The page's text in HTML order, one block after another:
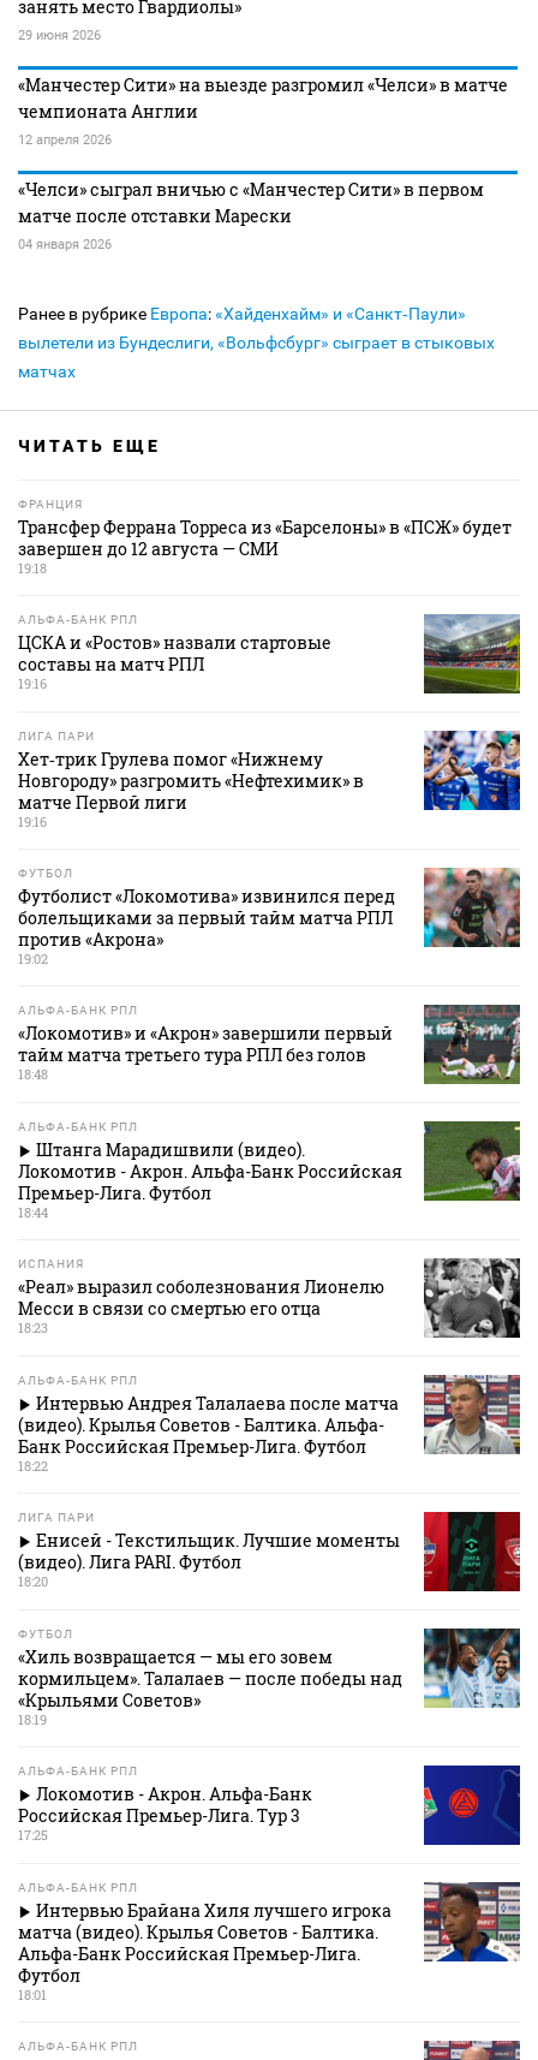
занять место Гвардиолы»
29 июня 2026
«Манчестер Сити» на выезде разгромил «Челси» в матче
чемпионата Англии
12 апреля 2026
«Челси» сыграл вничью с «Манчестер Сити» в первом
матче после отставки Марески
04 января 2026
Ранее в рубрике Европа:«Хайденхайм» и «Санкт‑Паули»
вылетели из Бундеслиги, «Вольфсбург» сыграет в стыковых
матчах
ЧИТАТЬ ЕЩЕ
ФРАНЦИЯ
Трансфер Феррана Торреса из «Барселоны» в «ПСЖ» будет
завершен до 12 августа — СМИ
19:18
АЛЬФА-БАНК РПЛ
ЦСКА и «Ростов» назвали стартовые
составы на матч РПЛ
19:16
ЛИГА ПАРИ
Хет‑трик Грулева помог «Нижнему
Новгороду» разгромить «Нефтехимик» в
матче Первой лиги
19:16
ФУТБОЛ
Футболист «Локомотива» извинился перед
болельщиками за первый тайм матча РПЛ
против «Акрона»
19:02
АЛЬФА-БАНК РПЛ
«Локомотив» и «Акрон» завершили первый
тайм матча третьего тура РПЛ без голов
18:48
АЛЬФА-БАНК РПЛ
Штанга Марадишвили (видео).
Локомотив - Акрон. Альфа-Банк Российская
Премьер-Лига. Футбол
18:44
ИСПАНИЯ
«Реал» выразил соболезнования Лионелю
Месси в связи со смертью его отца
18:23
АЛЬФА-БАНК РПЛ
Интервью Андрея Талалаева после матча
(видео). Крылья Советов - Балтика. Альфа-
Банк Российская Премьер-Лига. Футбол
18:22
ЛИГА ПАРИ
Енисей - Текстильщик. Лучшие моменты
(видео). Лига PARI. Футбол
18:20
ФУТБОЛ
«Хиль возвращается — мы его зовем
кормильцем». Талалаев — после победы над
«Крыльями Советов»
18:19
АЛЬФА-БАНК РПЛ
Локомотив - Акрон. Альфа-Банк
Российская Премьер-Лига. Тур 3
17:25
АЛЬФА-БАНК РПЛ
Интервью Брайана Хиля лучшего игрока
матча (видео). Крылья Советов - Балтика.
Альфа-Банк Российская Премьер-Лига.
Футбол
18:01
АЛЬФА-БАНК РПЛ